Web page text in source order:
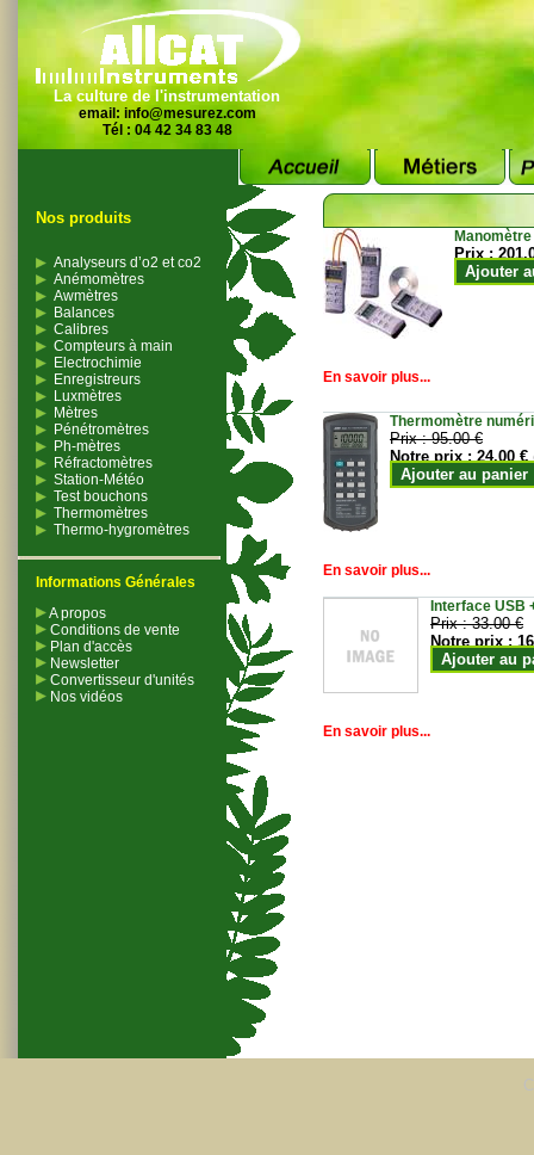
La culture de l'instrumentation
email: info@mesurez.com
Tél : 04 42 34 83 48
Nos produits
Analyseurs d’o2 et co2
Anémomètres
Awmètres
Balances
Calibres
Compteurs à main
Electrochimie
Enregistreurs
Luxmètres
Mètres
Pénétromètres
Ph-mètres
Réfractomètres
Station-Météo
Test bouchons
Thermomètres
Thermo-hygromètres
Informations Générales
A propos
Conditions de vente
Plan d'accès
Newsletter
Convertisseur d'unités
Nos vidéos
Prix :
Ajouter
En savoir plus...
Thermomètre
Prix :95.00 €
Notre prix :24.00 €
Ajouter au panier
En savoir plus...
Interface USB
Prix :33.00 €
Notre prix :
Ajouter au
En savoir plus...